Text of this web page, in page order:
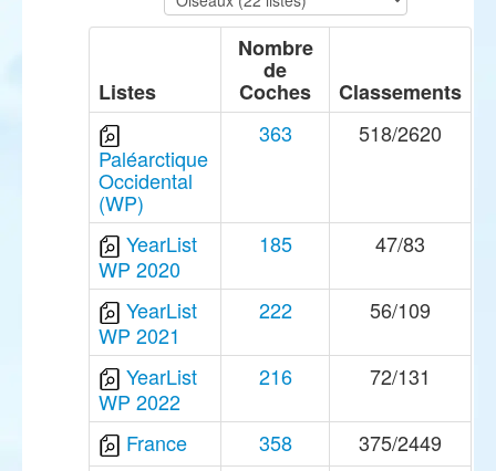
Listes
Nombre
de
Coches Classements
Paléarctique
Occidental
(WP)
363 518/2620
YearList
WP 2020
185 47/83
YearList
WP 2021
222 56/109
YearList
WP 2022
216 72/131
France 358
375/2449